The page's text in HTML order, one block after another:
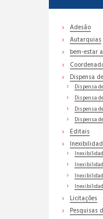
Adesão
Autarquias
bem-estar
Dispensa
Dispensa
Dispensa
Dispensa
Dispensa
Editais
Licitações
Pesquisas